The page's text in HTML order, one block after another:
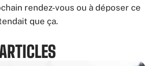
rendez-vous ou à déposer ce
que ça.